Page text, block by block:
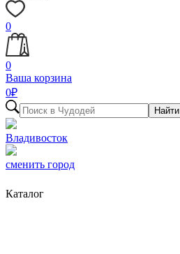
0
0
Ваша корзина
0₽
Найти
Владивосток
сменить город
Каталог